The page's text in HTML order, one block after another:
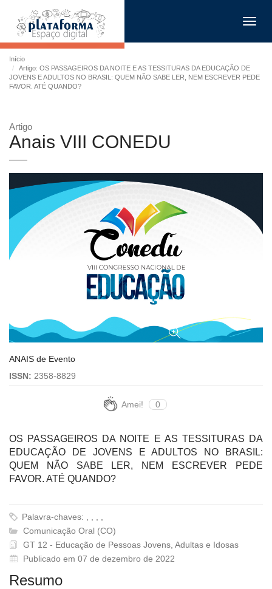
Início
Artigo: OS PASSAGEIROS DA NOITE E AS TESSITURAS DA EDUCAÇÃO DE
JOVENS E ADULTOS NO BRASIL: QUEM NÃO SABE LER, NEM ESCREVER PEDE
FAVOR. ATÉ QUANDO?
Artigo
Anais VIII CONEDU
ANAIS de Evento
ISSN: 2358-8829
Amei! 0
OS PASSAGEIROS DA NOITE E AS TESSITURAS DA
EDUCAÇÃO DE JOVENS E ADULTOS NO BRASIL:
QUEM NÃO SABE LER, NEM ESCREVER PEDE
FAVOR. ATÉ QUANDO?
Palavra-chaves: , , , ,
Comunicação Oral (CO)
GT 12 - Educação de Pessoas Jovens, Adultas e Idosas
Publicado em 07 de dezembro de 2022
Resumo